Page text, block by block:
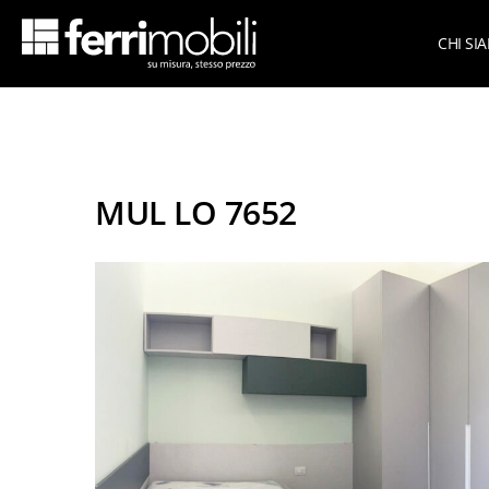
CHI
Armadi per sottoscala
Camere matrimoniali
MUL LO 7652